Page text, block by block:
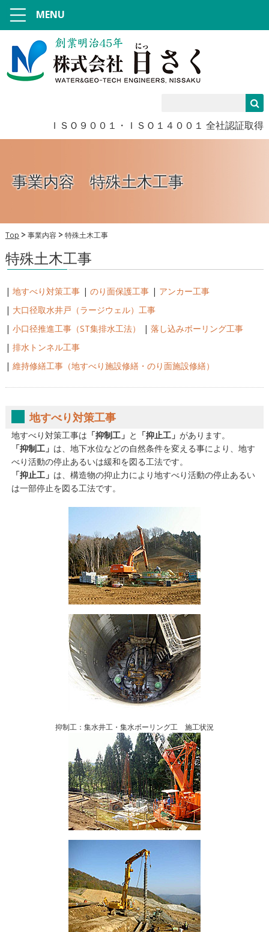
ＩＳＯ９００１・ＩＳＯ１４００１ 全社認証取得
MENU
事業内容特殊土木工事
Top 事業内容 特殊土木工事
特殊土木工事
| 地すべり対策工事 | のり面保護工事 | アンカー工事
| 大口径取水井戸（ラージウェル）工事
| 小口径推進工事（ST集排水工法） | 落し込みボーリング工事
| 排水トンネル工事
| 維持修繕工事（地すべり施設修繕・のり面施設修繕）
地すべり対策工事
地すべり対策工事は 「抑制工」 と 「抑止工」 があります。
「抑制工」 は、地下水位などの自然条件を変える事により、地す
べり活動の停止あるいは緩和を図る工法です。
「抑止工」 は、構造物の抑止力により地すべり活動の停止あるい
は一部停止を図る工法です。
抑制工：集水井工・集水ボーリング工 施工状況